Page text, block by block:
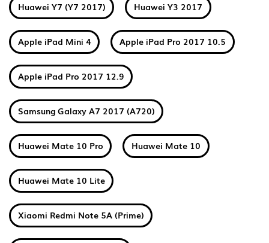
Huawei Y7 (Y7 2017) Huawei Y3 2017
Apple iPad Mini 4 Apple iPad Pro 2017 10.5
Apple iPad Pro 2017 12.9
Samsung Galaxy A7 2017 (A720)
Huawei Mate 10 Pro Huawei Mate 10
Huawei Mate 10 Lite
Xiaomi Redmi Note 5A (Prime)